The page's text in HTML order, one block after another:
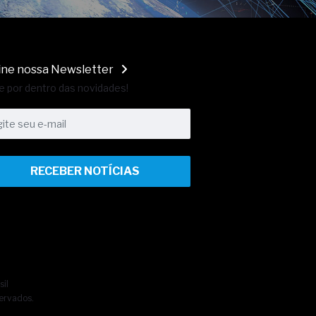
nossa Newsletter
por dentro das novidades!
RECEBER NOTÍCIAS